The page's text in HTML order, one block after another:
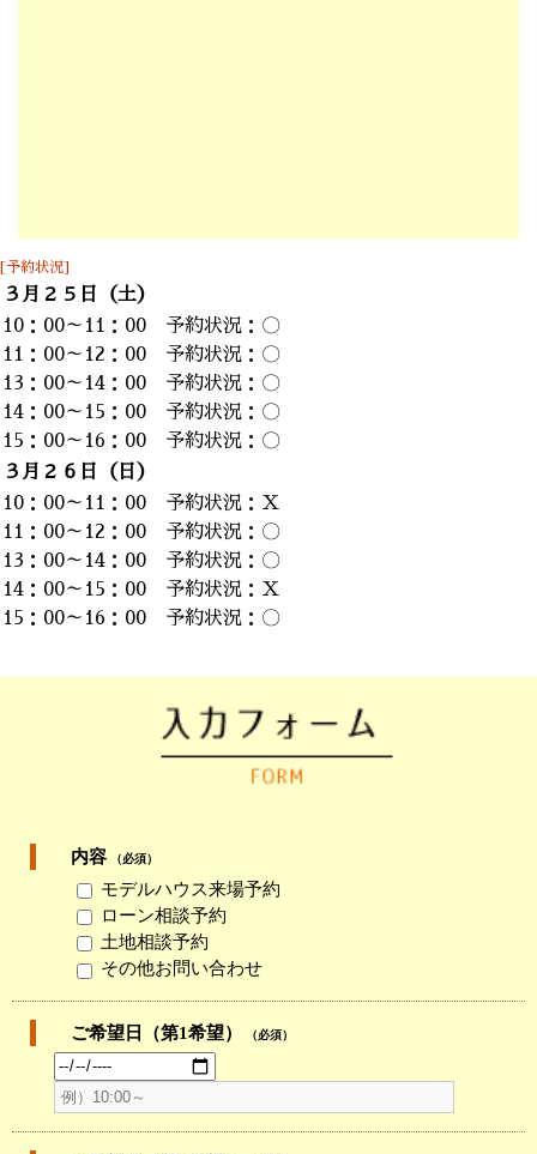
[予約状況]
３月２５日（土）
10：00～11：00 予約状況：〇
11：00～12：00 予約状況：〇
13：00～14：00 予約状況：〇
14：00～15：00 予約状況：〇
15：00～16：00 予約状況：〇
３月２６日（日）
10：00～11：00 予約状況：Ｘ
11：00～12：00 予約状況：〇
13：00～14：00 予約状況：〇
14：00～15：00 予約状況：Ｘ
15：00～16：00 予約状況：〇
内容 （必須）
モデルハウス来場予約
ローン相談予約
土地相談予約
その他お問い合わせ
ご希望日（第1希望） （必須）